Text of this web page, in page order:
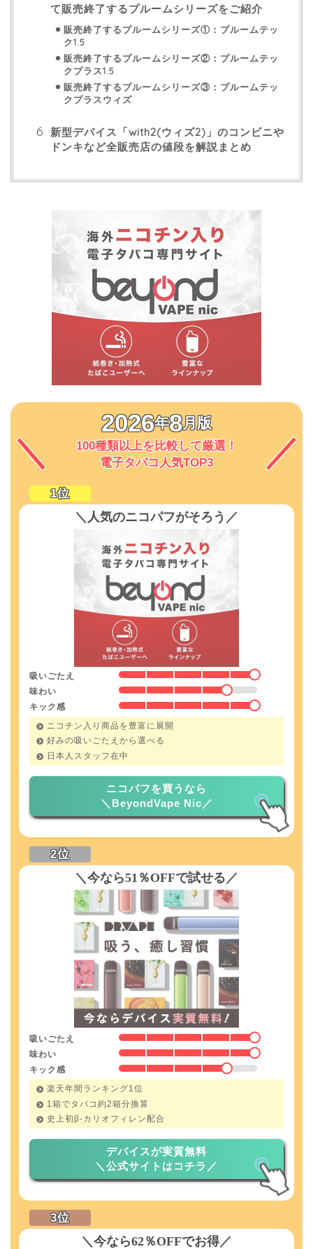
て販売終了するプルームシリーズをご紹介
販売終了するプルームシリーズ①：プルームテッ
ク1.5
販売終了するプルームシリーズ②：プルームテッ
クプラス1.5
販売終了するプルームシリーズ③：プルームテッ
クプラスウィズ
新型デバイス「with2(ウィズ2)」のコンビニや
ドンキなど全販売店の値段を解説まとめ
2026年8月版
100種類以上を比較して厳選！
電子タバコ人気TOP3
＼人気のニコパフがそろう／
吸いごたえ
味わい
キック感
ニコチン入り商品を豊富に展開
好みの吸いごたえから選べる
日本人スタッフ在中
ニコパフを買うなら
＼BeyondVape Nic／
＼今なら51％OFFで試せる／
吸いごたえ
味わい
キック感
楽天年間ランキング1位
1箱でタバコ約2箱分換算
史上初β-カリオフィレン配合
デバイスが実質無料
＼公式サイトはコチラ／
＼今なら62％OFFでお得／